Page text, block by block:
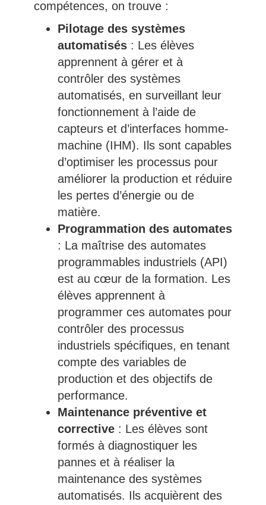
compétences, on trouve :
Pilotage des systèmes
automatisés: Les élèves
apprennent à gérer et à
contrôler des systèmes
automatisés, en surveillant leur
fonctionnement à l’aide de
capteurs et d’interfaces homme-
machine (IHM). Ils sont capables
d’optimiser les processus pour
améliorer la production et réduire
les pertes d’énergie ou de
matière.
Programmation des automates
: La maîtrise des automates
programmables industriels (API)
est au cœur de la formation. Les
élèves apprennent à
programmer ces automates pour
contrôler des processus
industriels spécifiques, en tenant
compte des variables de
production et des objectifs de
performance.
Maintenance préventive et
corrective: Les élèves sont
formés à diagnostiquer les
pannes et à réaliser la
maintenance des systèmes
automatisés. Ils acquièrent des